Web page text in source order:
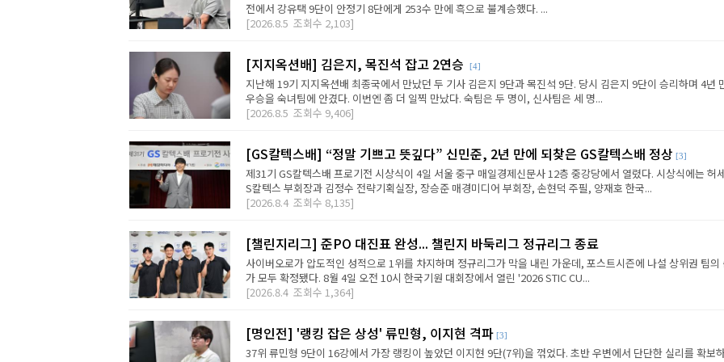
전에서 강유택 9단이 안정기 8단에게 253수 만에 흑으로 불계승했다. ...
[2026.8.5 조회수 2,103]
[지지옥션배] 김은지, 목진석 잡고 2연승 [4]
지난해 19기 지지옥션배 최종국에서 만났던 두 기사 김은지 9단과 목진석 9단. 당시 김은지 9단이 승리하며 4년
우승을 숙녀팀에 안겼다. 이번엔 좀 더 일찍 만났다. 숙팀은 두 명이, 신사팀은 세 명...
[2026.8.5 조회수 9,406]
[GS칼텍스배] “정말 기쁘고 뜻깊다” 신민준, 2년 만에 되찾은 GS칼텍스배 정상 [3]
제31기 GS칼텍스배 프로기전 시상식이 4일 서울 중구 매일경제신문사 12층 중강당에서 열렸다. 시상식에는 허
S칼텍스 부회장과 김정수 전략기획실장, 장승준 매경미디어 부회장, 손현덕 주필, 양재호 한국...
[2026.8.4 조회수 8,135]
[챌린지리그] 준PO 대진표 완성... 챌린지 바둑리그 정규리그 종료
사이버오로가 압도적인 성적으로 1위를 차지하며 정규리그가 막을 내린 가운데, 포스트시즌에 나설 상위권 팀의
가 모두 확정됐다. 8월 4일 오전 10시 한국기원 대회장에서 열린 '2026 STIC CU...
[2026.8.4 조회수 1,364]
[명인전] '랭킹 잡은 상성' 류민형, 이지현 격파 [3]
37위 류민형 9단이 16강에서 가장 랭킹이 높았던 이지현 9단(7위)을 꺾었다. 초반 우변에서 단단한 실리를 확보